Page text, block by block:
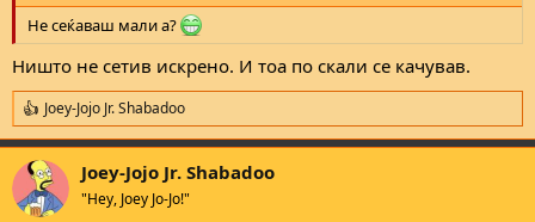
Не сеќаваш мали а?
Ништо не сетив искрено. И тоа по скали се качував.
R
e
a
c
t
i
Joey-Jojo Jr. Shabadoo
Joey-Jojo Jr. Shabadoo
"Hey, Joey Jo-Jo!"